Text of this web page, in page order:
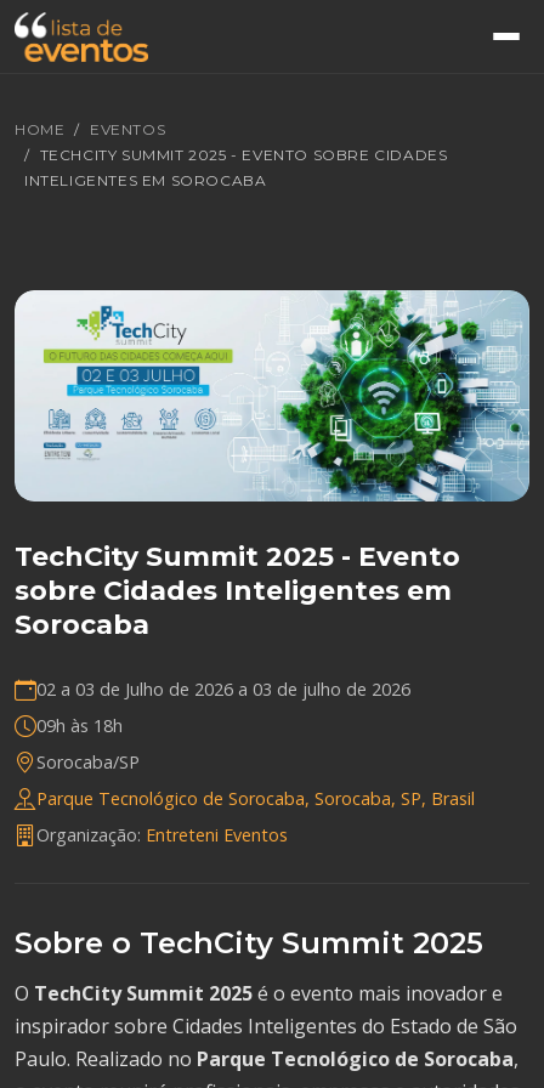
HOME
EVENTOS
TECHCITY SUMMIT 2025 - EVENTO SOBRE CIDADES
INTELIGENTES EM SOROCABA
TechCity Summit 2025 - Evento
sobre Cidades Inteligentes em
Sorocaba
02 a 03 de Julho de 2026 a 03 de julho de 2026
09h às 18h
Sorocaba/SP
Parque Tecnológico de Sorocaba, Sorocaba, SP, Brasil
Organização: Entreteni Eventos
Sobre o TechCity Summit 2025
O TechCity Summit 2025é o evento mais inovador e
inspirador sobre Cidades Inteligentes do Estado de São
Paulo. Realizado no Parque Tecnológico de Sorocaba,